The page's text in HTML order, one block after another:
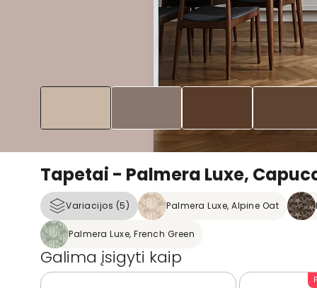
Tapetai - Palmera Luxe,
Variacijos (5) Palmera Luxe, Alpine Oat
Palmera Luxe, French Green
Galima įsigyti kaip